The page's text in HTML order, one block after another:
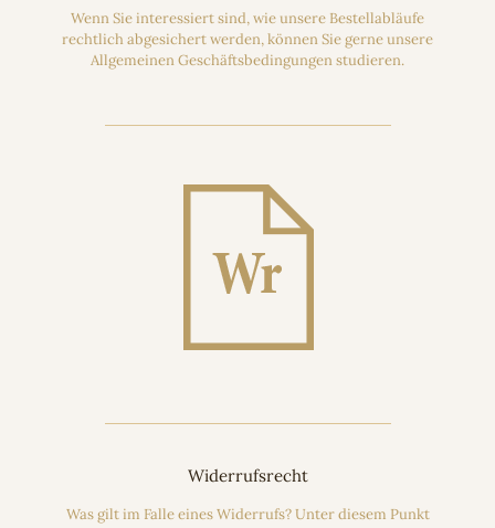
Wenn Sie interessiert sind, wie unsere Bestellabläufe
rechtlich abgesichert werden, können Sie gerne unsere
Allgemeinen Geschäftsbedingungen studieren.
Widerrufsrecht
Was gilt im Falle eines Widerrufs? Unter diesem Punkt